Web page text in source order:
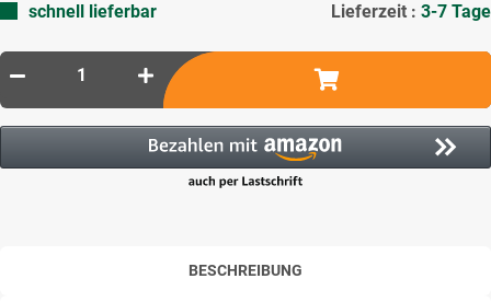
schnell lieferbar Lieferzeit : 3-7 Tage
BESCHREIBUNG